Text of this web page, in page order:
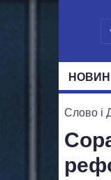
Слово і